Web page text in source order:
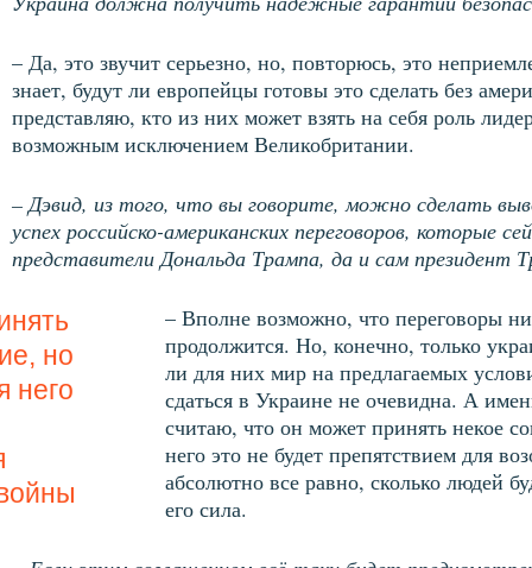
– Да, это звучит серьезно, но, повторюсь, это
знает, будут ли европейцы готовы это сделать без
представляю, кто из них может взять на себя роль
возможным исключением Великобритании.
– Дэвид, из того, что вы говорите, можно сделать
успех российско-американских переговоров, которые
представители Дональда Трампа, да и сам президент
но
него
– Вполне возможно, что переговоры
продолжится. Но, конечно, только
ли для них мир на предлагаемых
сдаться в Украине не очевидна. А
считаю, что он может принять некое
него это не будет препятствием для
абсолютно все равно, сколько людей
его сила.